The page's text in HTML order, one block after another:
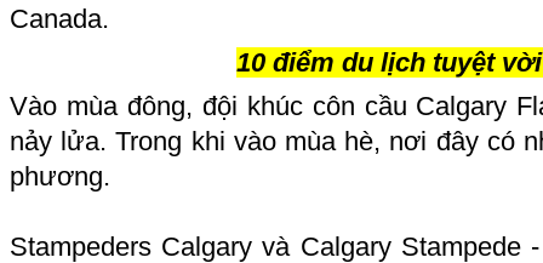
Canada.
10 điểm du lịch tuyệt
Vào mùa đông, đội khúc côn cầu Calgary
nảy lửa. Trong khi vào mùa hè, nơi đây có
phương.
Stampeders Calgary và Calgary